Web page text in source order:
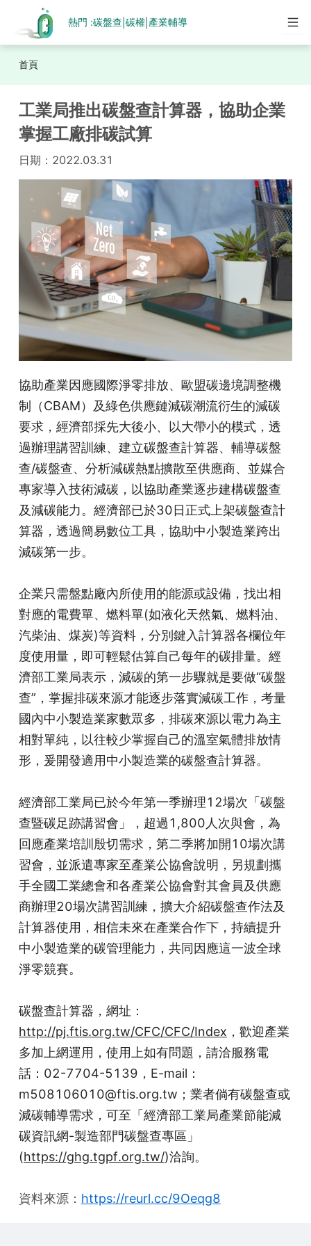
熱門 :碳盤查 碳權| 產業輔導
首頁
工業局推出碳盤查計算器，協助企業
掌握工廠排碳試算
日期： 2022.03.31
協助產業因應國際淨零排放、歐盟碳邊境調整機
制（CBAM）及綠色供應鏈減碳潮流衍生的減碳
要求，經濟部採先大後小、以大帶小的模式，透
過辦理講習訓練、建立碳盤查計算器、輔導碳盤
查/碳盤查、分析減碳熱點擴散至供應商、並媒合
專家導入技術減碳，以協助產業逐步建構碳盤查
及減碳能力。經濟部已於30日正式上架碳盤查計
算器，透過簡易數位工具，協助中小製造業跨出
減碳第一步。
企業只需盤點廠內所使用的能源或設備，找出相
對應的電費單、燃料單(如液化天然氣、燃料油、
汽柴油、煤炭)等資料，分別鍵入計算器各欄位年
度使用量，即可輕鬆估算自己每年的碳排量。經
濟部工業局表示，減碳的第一步驟就是要做“碳盤
查”，掌握排碳來源才能逐步落實減碳工作，考量
國內中小製造業家數眾多，排碳來源以電力為主
相對單純，以往較少掌握自己的溫室氣體排放情
形，爰開發適用中小製造業的碳盤查計算器。
經濟部工業局已於今年第一季辦理12場次「碳盤
查暨碳足跡講習會」，超過1,800人次與會，為
回應產業培訓殷切需求，第二季將加開10場次講
習會，並派遣專家至產業公協會說明，另規劃攜
手全國工業總會和各產業公協會對其會員及供應
商辦理20場次講習訓練，擴大介紹碳盤查作法及
計算器使用，相信未來在產業合作下，持續提升
中小製造業的碳管理能力，共同因應這一波全球
淨零競賽。
碳盤查計算器，網址：
http://pj.ftis.org.tw/CFC/CFC/Index ，歡迎產業
多加上網運用，使用上如有問題，請洽服務電
話：02-7704-5139，E-mail：
m508106010@ftis.org.tw；業者倘有碳盤查或
減碳輔導需求，可至「經濟部工業局產業節能減
碳資訊網-製造部門碳盤查專區」
(https://ghg.tgpf.org.tw/)洽詢。
資料來源： https://reurl.cc/9Oeqg8